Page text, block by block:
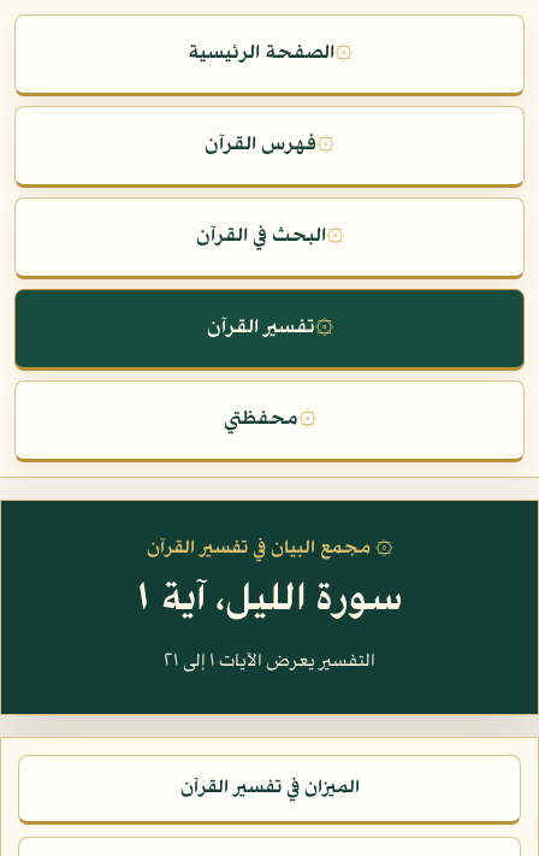
۞الصفحة الرئيسية
۞فهرس القرآن
۞البحث في القرآن
۞تفسير القرآن
۞محفظتي
۞ مجمع البيان في تفسير القرآن
سورة الليل، آية ١
التفسير يعرض الآيات ١ إلى ٢١
الميزان في تفسير القرآن